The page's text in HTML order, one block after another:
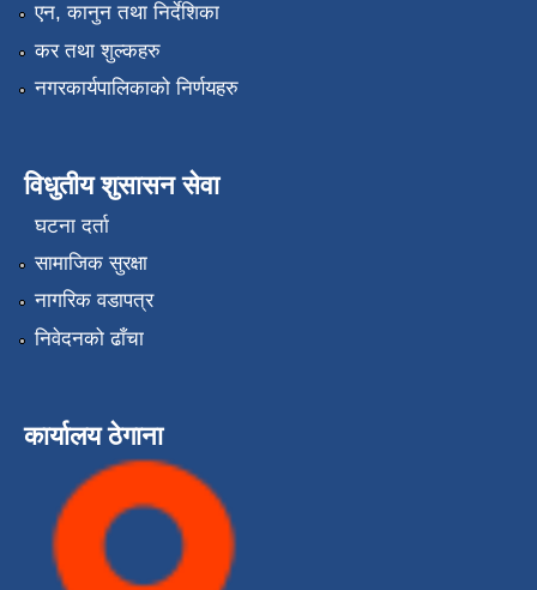
एन, कानुन तथा निर्देशिका
कर तथा शुल्कहरु
नगरकार्यपालिकाको निर्णयहरु
विधुतीय शुसासन सेवा
घटना दर्ता
सामाजिक सुरक्षा
नागरिक वडापत्र
निवेदनको ढाँचा
कार्यालय ठेगाना